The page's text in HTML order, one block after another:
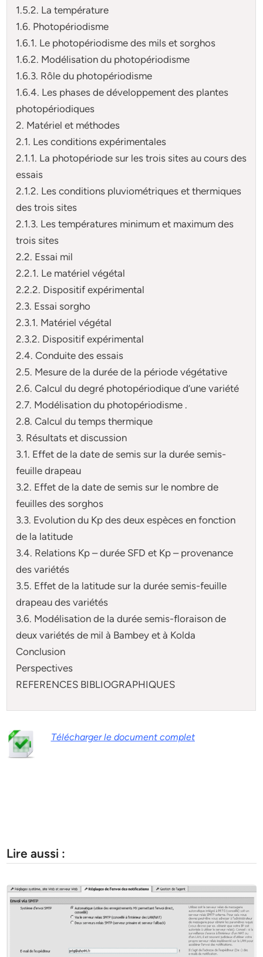
1.5.2. La température
1.6. Photopériodisme
1.6.1. Le photopériodisme des mils et sorghos
1.6.2. Modélisation du photopériodisme
1.6.3. Rôle du photopériodisme
1.6.4. Les phases de développement des plantes
photopériodiques
2. Matériel et méthodes
2.1. Les conditions expérimentales
2.1.1. La photopériode sur les trois sites au cours des
essais
2.1.2. Les conditions pluviométriques et thermiques
des trois sites
2.1.3. Les températures minimum et maximum des
trois sites
2.2. Essai mil
2.2.1. Le matériel végétal
2.2.2. Dispositif expérimental
2.3. Essai sorgho
2.3.1. Matériel végétal
2.3.2. Dispositif expérimental
2.4. Conduite des essais
2.5. Mesure de la durée de la période végétative
2.6. Calcul du degré photopériodique d’une variété
2.7. Modélisation du photopériodisme .
2.8. Calcul du temps thermique
3. Résultats et discussion
3.1. Effet de la date de semis sur la durée semis-
feuille drapeau
3.2. Effet de la date de semis sur le nombre de
feuilles des sorghos
3.3. Evolution du Kp des deux espèces en fonction
de la latitude
3.4. Relations Kp – durée SFD et Kp – provenance
des variétés
3.5. Effet de la latitude sur la durée semis-feuille
drapeau des variétés
3.6. Modélisation de la durée semis-floraison de
deux variétés de mil à Bambey et à Kolda
Conclusion
Perspectives
REFERENCES BIBLIOGRAPHIQUES
Télécharger le document complet
Lire aussi :